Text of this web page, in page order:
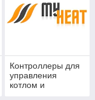
Контроллеры для
управления
котлом и